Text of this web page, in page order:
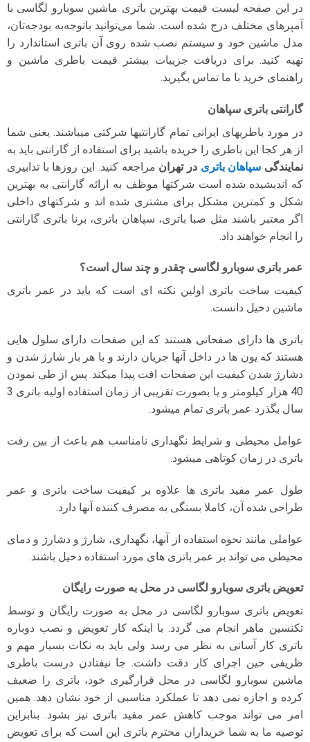
در این صفحه لیست قیمت بهترین باتری ماشین سوبارو لگاسی با
آمپرهای مختلف درج شده است. شما می‌توانید با‌توجه‌به بودجه‌تان،
مدل ماشین خود و سیستم نصب شده روی آن باتری استاندارد را
تهیه کنید. برای دریافت جزییات بیشتر قیمت باطری ماشین و
راهنمای خرید با ما تماس بگیرید.
گارانتی باتری سپاهان
در مورد باطریهای ایرانی تمام گارانتیها شرکتی میباشند. یعنی شما
از هر کجا این باطری را خریده باشید برای استفاده از گارانتی باید به
نمایندگی سپاهان باتری در تهران مراجعه کنید. این روزها با تدابیری
که اندیشیده شده است شرکتها موظف به ارائه گارانتی به بهترین
شکل و کمترین مشکل برای مشتری شده اند و شرکتهای داخلی
اگر معتبر باشند مثل صبا باتری، سپاهان باتری، برنا باتری گارانتی
را انجام خواهند داد.
عمر باتری سوبارو لگاسی چقدر و چند سال است؟
کیفیت ساخت باتری اولین نکته ای است که باید در عمر باتری
ماشین دخیل دانست.
باتری ها دارای صفحاتی هستند که این صفحات دارای سلول هایی
هستند که یون ها در داخل آنها جریان دارند و با هر بار شارژ شدن و
دشارژ شدن کیفیت این صفحات افت پیدا میکند. پس از طی نمودن
40 هزار کیلومتر و یا بصورت تقریبی از زمان استفاده اولیه باتری 3
سال بگذرد عمر باتری تمام میشود.
عوامل محیطی و شرایط نگهداری نامناسب هم باعث از بین رفت
باتری در زمان کوتاهی میشود.
طول عمر مفید باتری ها علاوه بر کیفیت ساخت باتری و عمر
طراحی شده آن، کاملا بستگی به مصرف کننده آنها دارد.
عواملی مانند نحوه استفاده از آنها، نگهداری، شارژ و دشارژ و دمای
محیطی می تواند بر عمر باتری های مورد استفاده دخیل باشند.
تعویض باتری سوبارو لگاسی در محل به صورت رایگان
تعویض باتری سوبارو لگاسی در محل به صورت رایگان و توسط
تکنسین ماهر انجام می گردد. با اینکه کار تعویض و نصب دوباره
باتری کار آسانی به نظر می رسد ولی باید به نکات بسیار مهم و
ظریفی حین اجرای کار دقت داشت. جا نیفتادن درست باطری
ماشین سوبارو لگاسی در محل قرارگیری خود، باتری را ضعیف
کرده و اجازه نمی دهد تا عملکرد مناسبی از خود نشان دهد. همین
امر می تواند موجب کاهش عمر مفید باتری نیز بشود. بنابراین
توصیه ما به شما خریداران محترم باتری این است که برای تعویض